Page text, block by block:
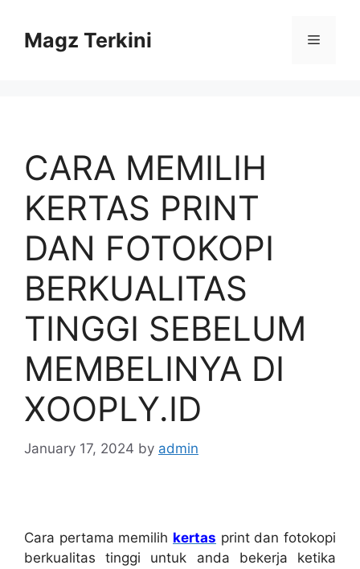
contentMagz Terkini Menu
CARA MEMILIH
KERTAS PRINT
DAN FOTOKOPI
BERKUALITAS
TINGGI SEBELUM
MEMBELINYA DI
XOOPLY.ID
January 17, 2024 by admin
Cara pertama memilih kertas print dan fotokopi
berkualitas tinggi untuk anda bekerja ketika